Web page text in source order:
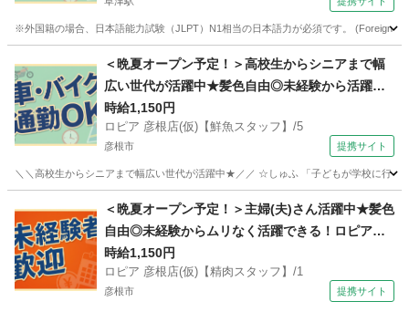
※外国籍の場合、日本語能力試験（JLPT）N1相当の日本語力が必須です。 (Foreign
草津駅 その他
＜晩夏オープン予定！＞高校生からシニアまで幅
広い世代が活躍中★髪色自由◎未経験から活躍で
きる！ロピアの【鮮魚スタッフ】
時給1,150円
ロピア 彦根店(仮)【鮮魚スタッフ】/5
彦根市 提携サイト
＼＼高校生からシニアまで幅広い世代が活躍中★／／ ☆しゅふ 「子どもが学校に行っ
コンビニ
＜晩夏オープン予定！＞主婦(夫)さん活躍中★髪色
自由◎未経験からムリなく活躍できる！ロピアの
【精肉スタッフ】
時給1,150円
ロピア 彦根店(仮)【精肉スタッフ】/1
彦根市 提携サイト